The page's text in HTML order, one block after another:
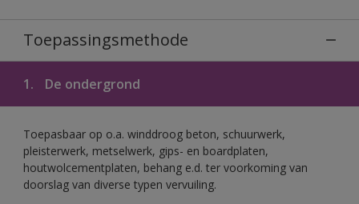
Toepassingsmethode
1. De ondergrond
Toepasbaar op o.a. winddroog beton, schuurwerk,
pleisterwerk, metselwerk, gips- en boardplaten,
houtwolcementplaten, behang e.d. ter voorkoming van
doorslag van diverse typen vervuiling.